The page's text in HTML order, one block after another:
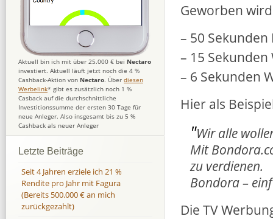
Geworben
– 50
– 15
– 6 Sekunden
Hier als
"Wir alle
Mit
zu verdienen.
Bondora –
Die TV
Aktuell bin ich mit über 25.000 € bei Nectaro
investiert. Aktuell läuft jetzt noch die 4 %
Cashback-Aktion von Nectaro. Über diesen
Werbelink* gibt es zusätzlich noch 1 %
Casback auf die durchschnittliche
Investitionssumme der ersten 30 Tage für
neue Anleger. Also insgesamt bis zu 5 %
Cashback als neuer Anleger
Letzte Beiträge
Seit 4 Jahren erziele ich 21 %
Rendite pro Jahr mit Fagura
(Bereits 500.000 € an mich
zurückgezahlt)